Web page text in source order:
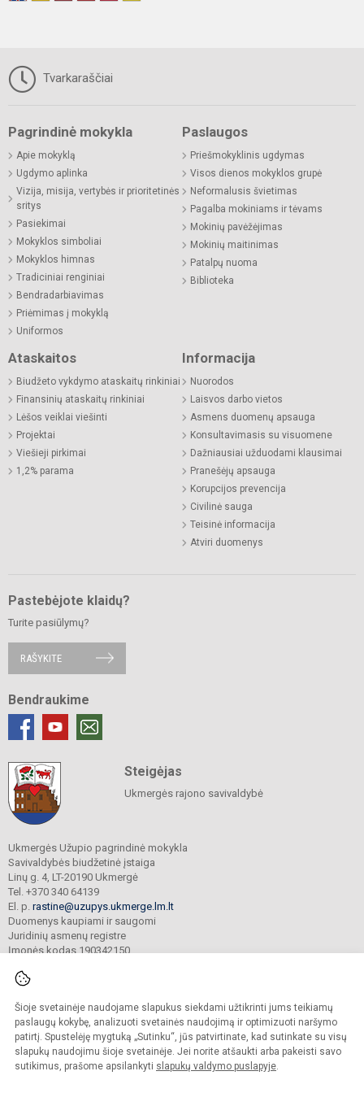
Šioje svetainėje naudojame slapukus siekdami užtikrinti jums teikiamų
paslaugų kokybę, analizuoti svetainės naudojimą ir optimizuoti naršymo
patirtį. Spustelėję mygtuką „Sutinku“, jūs patvirtinate, kad sutinkate su visų
slapukų naudojimu šioje svetainėje. Jei norite atšaukti arba pakeisti savo
sutikimus, prašome apsilankyti slapukų valdymo puslapyje.
Tvarkaraščiai
Pagrindinė mokykla
Apie mokyklą
Ugdymo aplinka
Vizija, misija, vertybės ir prioritetinės
sritys
Pasiekimai
Mokyklos simboliai
Mokyklos himnas
Tradiciniai renginiai
Bendradarbiavimas
Priėmimas į mokyklą
Uniformos
Paslaugos
Priešmokyklinis ugdymas
Visos dienos mokyklos grupė
Neformalusis švietimas
Pagalba mokiniams ir tėvams
Mokinių pavėžėjimas
Mokinių maitinimas
Patalpų nuoma
Biblioteka
Ataskaitos
Biudžeto vykdymo ataskaitų rinkiniai
Finansinių ataskaitų rinkiniai
Lėšos veiklai viešinti
Projektai
Viešieji pirkimai
1,2% parama
Informacija
Nuorodos
Laisvos darbo vietos
Asmens duomenų apsauga
Konsultavimasis su visuomene
Dažniausiai užduodami klausimai
Pranešėjų apsauga
Korupcijos prevencija
Civilinė sauga
Teisinė informacija
Atviri duomenys
Pastebėjote klaidų?
Turite pasiūlymų?
RAŠYKITE
Bendraukime
Steigėjas
Ukmergės rajono savivaldybė
Ukmergės Užupio pagrindinė mokykla
Savivaldybės biudžetinė įstaiga
Linų g. 4, LT-20190 Ukmergė
Tel. +370 340 64139
El. p. rastine@uzupys.ukmerge.lm.lt
Duomenys kaupiami ir saugomi
Juridinių asmenų registre
Įmonės kodas 190342150
© 2022. Ukmergės Užupio pagrindinė mokykla. Visos teisės saugomos.
Kopijuoti turinį be raštiško įstaigos administracijos sutikimo griežtai draudžiama.
Prieinamumo paraiška Slapukų valdymas
Sumanus būdas atnaujinti